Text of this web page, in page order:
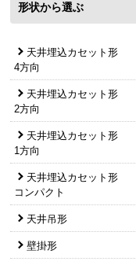
形状から選ぶ
天井埋込カセット形
4方向
天井埋込カセット形
2方向
天井埋込カセット形
1方向
天井埋込カセット形
コンパクト
天井吊形
壁掛形